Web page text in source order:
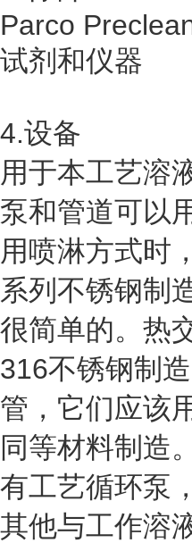
Parco
试剂和仪器
4.设备
用于本工艺溶
泵和管道可以
用喷淋方式时
系列不锈钢制
很简单的。热
316不锈钢制
管，它们应该
同等材料制造
有工艺循环泵
其他与工作溶